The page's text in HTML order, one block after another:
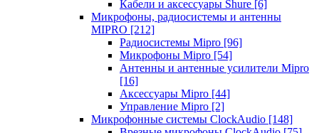
Кабели и аксессуары Shure [6]
Микрофоны, радиосистемы и антенны
MIPRO [212]
Радиосистемы Mipro [96]
Микрофоны Mipro [54]
Антенны и антенные усилители Mipro
[16]
Аксессуары Mipro [44]
Управление Mipro [2]
Микрофонные системы ClockAudio [148]